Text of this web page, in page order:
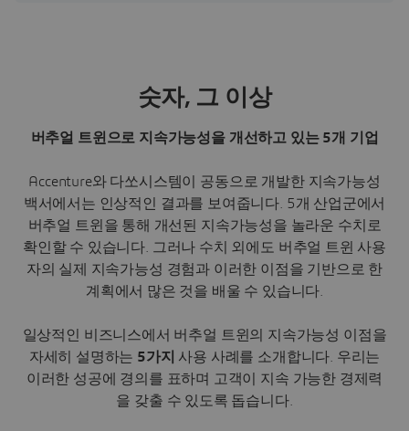
숫자, 그 이상
버추얼 트윈으로 지속가능성을 개선하고 있는 5개 기업
Accenture와 다쏘시스템이 공동으로 개발한 지속가능성
백서에서는 인상적인 결과를 보여줍니다. 5개 산업군에서
버추얼 트윈을 통해 개선된 지속가능성을 놀라운 수치로
확인할 수 있습니다. 그러나 수치 외에도 버추얼 트윈 사용
자의 실제 지속가능성 경험과 이러한 이점을 기반으로 한
계획에서 많은 것을 배울 수 있습니다.
일상적인 비즈니스에서 버추얼 트윈의 지속가능성 이점을
자세히 설명하는 5가지 사용 사례를 소개합니다. 우리는
이러한 성공에 경의를 표하며 고객이 지속 가능한 경제력
을 갖출 수 있도록 돕습니다.